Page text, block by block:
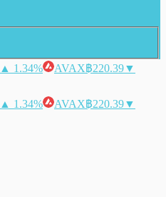
▲ 1.34% AVAX฿220.39▼
▲ 1.34% AVAX฿220.39▼